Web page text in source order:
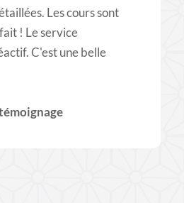
Les cours sont
! Le service
C'est une belle